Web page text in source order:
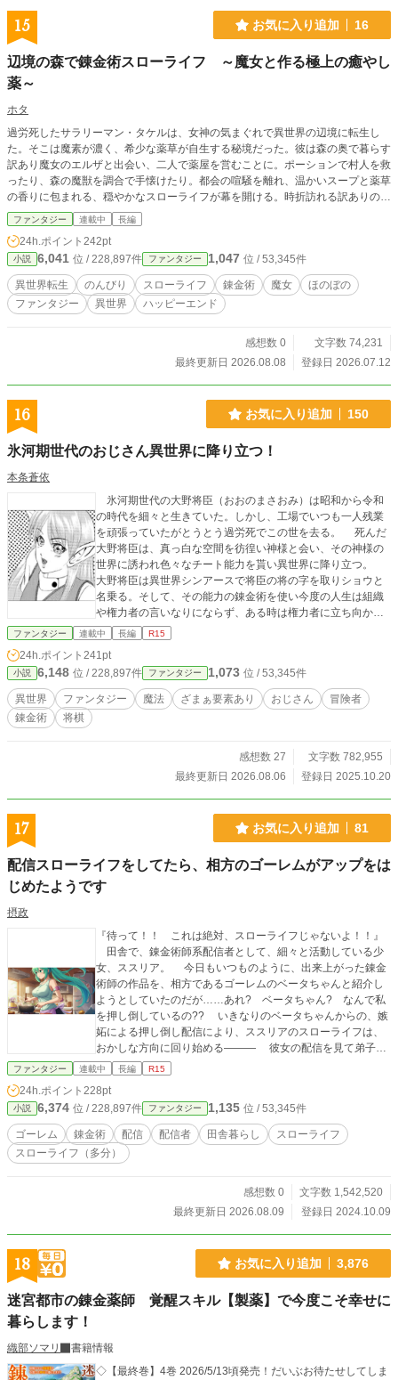
15 お気に入り追加 16
辺境の森で錬金術スローライフ ～魔女と作る極上の癒やし
薬～
ホタ
過労死したサラリーマン・タケルは、女神の気まぐれで異世界の辺境に転生し
た。そこは魔素が濃く、希少な薬草が自生する秘境だった。彼は森の奥で暮らす
訳あり魔女のエルザと出会い、二人で薬屋を営むことに。ポーションで村人を救
ったり、森の魔獣を調合で手懐けたり。都会の喧騒を離れ、温かいスープと薬草
の香りに包まれる、穏やかなスローライフが幕を開ける。時折訪れる訳ありの客
や、森の小さな騒動を解決しながら、二人は少しずつ絆を深めていく。これは、
忙しい現代を忘れたあなたに贈る、心と体が癒やされる物語。明日もまた、のん
びりいこう。
ファンタジー 連載中 長編
24h.ポイント 242pt
小説 6,041 位 / 228,897件 ファンタジー 1,047 位 / 53,345件
異世界転生 のんびり スローライフ 錬金術 魔女
ほのぼの
ファンタジー
異世界 ハッピーエンド
感想数 0
文字数 74,231
最終更新日 2026.08.08
登録日 2026.07.12
16 お気に入り追加 150
氷河期世代のおじさん異世界に降り立つ！
本条蒼依
氷河期世代の大野将臣（おおのまさおみ）は昭和から令和
の時代を細々と生きていた。しかし、工場でいつも一人残業
を頑張っていたがとうとう過労死でこの世を去る。 死んだ
大野将臣は、真っ白な空間を彷徨い神様と会い、その神様の
世界に誘われ色々なチート能力を貰い異世界に降り立つ。
大野将臣は異世界シンアースで将臣の将の字を取りショウと
名乗る。そして、その能力の錬金術を使い今度の人生は組織
や権力者の言いなりにならず、ある時は権力者に立ち向か
い、又ある時は闇ギルド五竜（ウーロン）に立ち向かい、そ
戦士に成長させ、昭和の堅物オジサンが自分の人生を楽しむ
物語。
ファンタジー 連載中 長編 R15
24h.ポイント 241pt
小説 6,148 位 / 228,897件 ファンタジー 1,073 位 / 53,345件
異世界 ファンタジー 魔法 ざまぁ要素あり おじさん
冒険者
錬金術
将棋
感想数 27
文字数 782,955
最終更新日 2026.08.06
登録日 2025.10.20
17 お気に入り追加 81
配信スローライフをしてたら、相方のゴーレムがアップをは
じめたようです
摂政
『待って！！ これは絶対、スローライフじゃないよ！！』
田舎で、錬金術師系配信者として、細々と活動している少
女、ススリア。 今日もいつものように、出来上がった錬金
術師の作品を、相方であるゴーレムのベータちゃんと紹介し
ようとしていたのだが……あれ? ベータちゃん? なんで私
を押し倒しているの?? いきなりのベータちゃんからの、嫉
妬による押し倒し配信により、ススリアのスローライフは、
おかしな方向に回り始める――― 彼女の配信を見て弟子入
りを志願した錬金術師に、事情を抱えた女騎士。さらには、
～!!」 (※)注意事項と致しまして、この作品には若干ながらの
「百合」「ガールズラブ」と思われる要素があります 苦手
な方はご注意ください (※)この作品は、なろう、カクヨム、
アルファポリスの3カ所で連載中の作品です。最新話はカクヨ
ムにて投稿の形になっております。ご注意ください
ファンタジー 連載中 長編 R15
24h.ポイント 228pt
小説 6,374 位 / 228,897件 ファンタジー 1,135 位 / 53,345件
ゴーレム 錬金術 配信 配信者 田舎暮らし
スローライフ
スローライフ（多分）
感想数 0
文字数 1,542,520
最終更新日 2026.08.09
登録日 2024.10.09
18 お気に入り追加 3,876
迷宮都市の錬金薬師 覚醒スキル【製薬】で今度こそ幸せに
暮らします！
織部ソマリ
書籍情報
◇【最終巻】4巻 2026/5/13頃発売！だいぶお待たせしてしま